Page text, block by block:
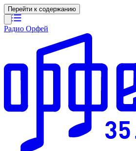
Перейти к содержанию
Радио Орфей